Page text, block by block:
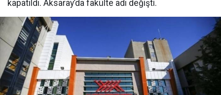
kapatıldı. Aksaray’da fakülte adı değişti.